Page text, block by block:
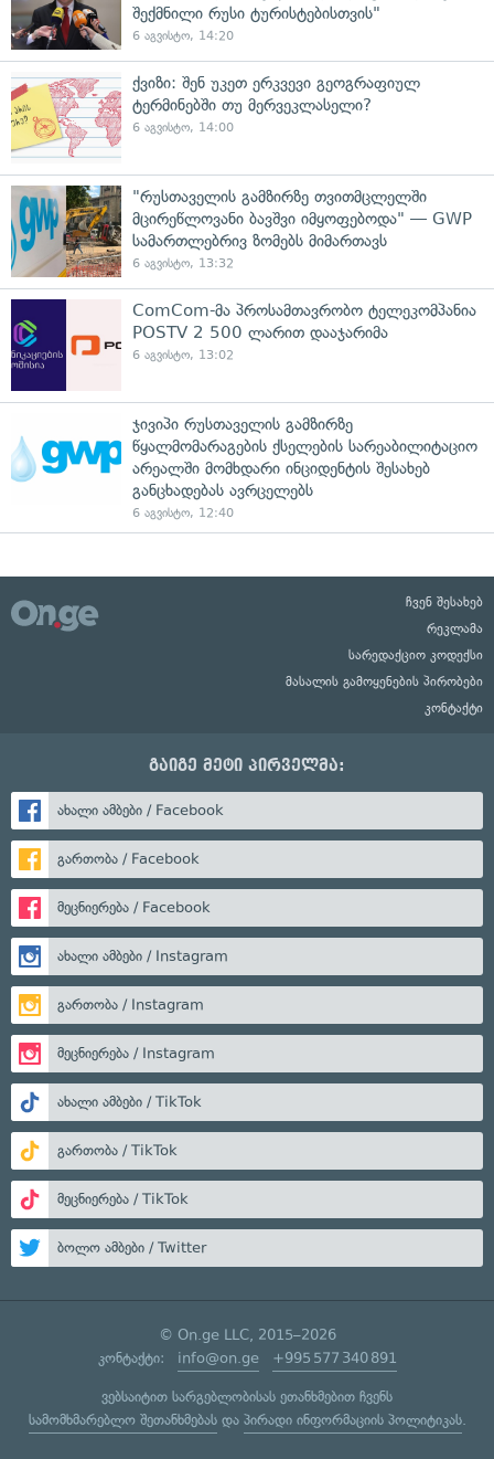
შექმნილი რუსი ტურისტებისთვის"
6 აგვისტო, 14:20
ქვიზი: შენ უკეთ ერკვევი გეოგრაფიულ
ტერმინებში თუ მერვეკლასელი?
6 აგვისტო, 14:00
"რუსთაველის გამზირზე თვითმცლელში
მცირეწლოვანი ბავშვი იმყოფებოდა" — GWP
სამართლებრივ ზომებს მიმართავს
6 აგვისტო, 13:32
ComCom-მა პროსამთავრობო ტელეკომპანია
POSTV 2 500 ლარით დააჯარიმა
6 აგვისტო, 13:02
ჯივიპი რუსთაველის გამზირზე
წყალმომარაგების ქსელების სარეაბილიტაციო
არეალში მომხდარი ინციდენტის შესახებ
განცხადებას ავრცელებს
6 აგვისტო, 12:40
ჩვენ შესახებ
რეკლამა
სარედაქციო კოდექსი
მასალის გამოყენების პირობები
კონტაქტი
გაიგე მეტი პირველმა:
ახალი ამბები / Facebook
გართობა / Facebook
მეცნიერება / Facebook
ახალი ამბები / Instagram
გართობა / Instagram
მეცნიერება / Instagram
ახალი ამბები / TikTok
გართობა / TikTok
მეცნიერება / TikTok
ბოლო ამბები / Twitter
© On.ge LLC, 2015–2026
კონტაქტი: info@on.ge +995 577 340 891
ვებსაიტით სარგებლობისას ეთანხმებით ჩვენს
სამომხმარებლო შეთანხმებასდა პირადი ინფორმაციის პოლიტიკას.